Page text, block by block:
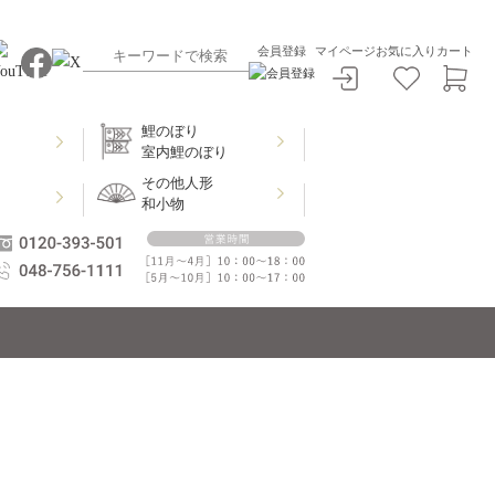
会員登録 マイページお気に入り カート
鯉のぼり
室内鯉のぼり
その他人形
和小物